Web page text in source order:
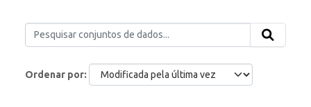
Ordenar por